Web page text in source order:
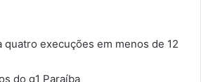
execuções em menos de 12
do g1 Paraíba